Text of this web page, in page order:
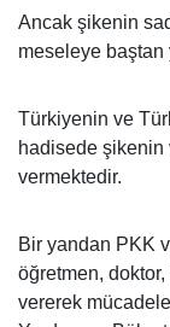
Ancak şikenin
meseleye baştan
Türkiyenin ve
hadisede şikenin
vermektedir.
Bir yandan PKK
öğretmen,
vererek